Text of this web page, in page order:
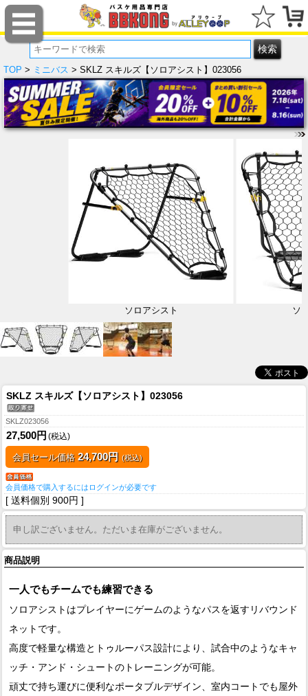
TOP > ミニバス > SKLZ スキルズ【ソロアシスト】023056
ソロアシスト ソ
SKLZ スキルズ【ソロアシスト】023056
SKLZ023056
27,500円 (税込)
会員セール価格 24,700円 (税込)
会員価格で購入するにはログインが必要です
[ 送料個別 900円 ]
申し訳ございません。ただいま在庫がございません。
商品説明
一人でもチームでも練習できる
ソロアシストはプレイヤーにゲームのようなパスを返すリバウンド
ネットです。
高度で軽量な構造とトゥルーパス設計により、試合中のようなキャ
ッチ・アンド・シュートのトレーニングが可能。
頑丈で持ち運びに便利なポータブルデザイン、室内コートでも屋外